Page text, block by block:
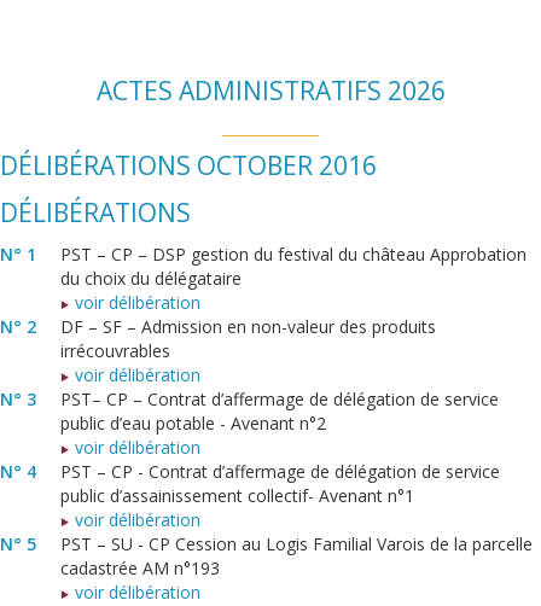
ACTES ADMINISTRATIFS 2026
DÉLIBÉRATIONS OCTOBER 2016
DÉLIBÉRATIONS
N° 1
PST – CP – DSP gestion du festival du château Approbation
du choix du délégataire
voir délibération
N° 2
DF – SF – Admission en non-valeur des produits
irrécouvrables
voir délibération
N° 3
PST– CP – Contrat d’affermage de délégation de service
public d’eau potable - Avenant n°2
voir délibération
N° 4
PST – CP - Contrat d’affermage de délégation de service
public d’assainissement collectif- Avenant n°1
voir délibération
N° 5
PST – SU - CP Cession au Logis Familial Varois de la parcelle
cadastrée AM n°193
voir délibération